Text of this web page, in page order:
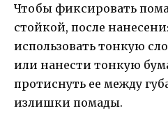
Чтобы фиксировать
стойкой, после
использовать тонкую
или нанести тонкую
протиснуть ее между
излишки помады.